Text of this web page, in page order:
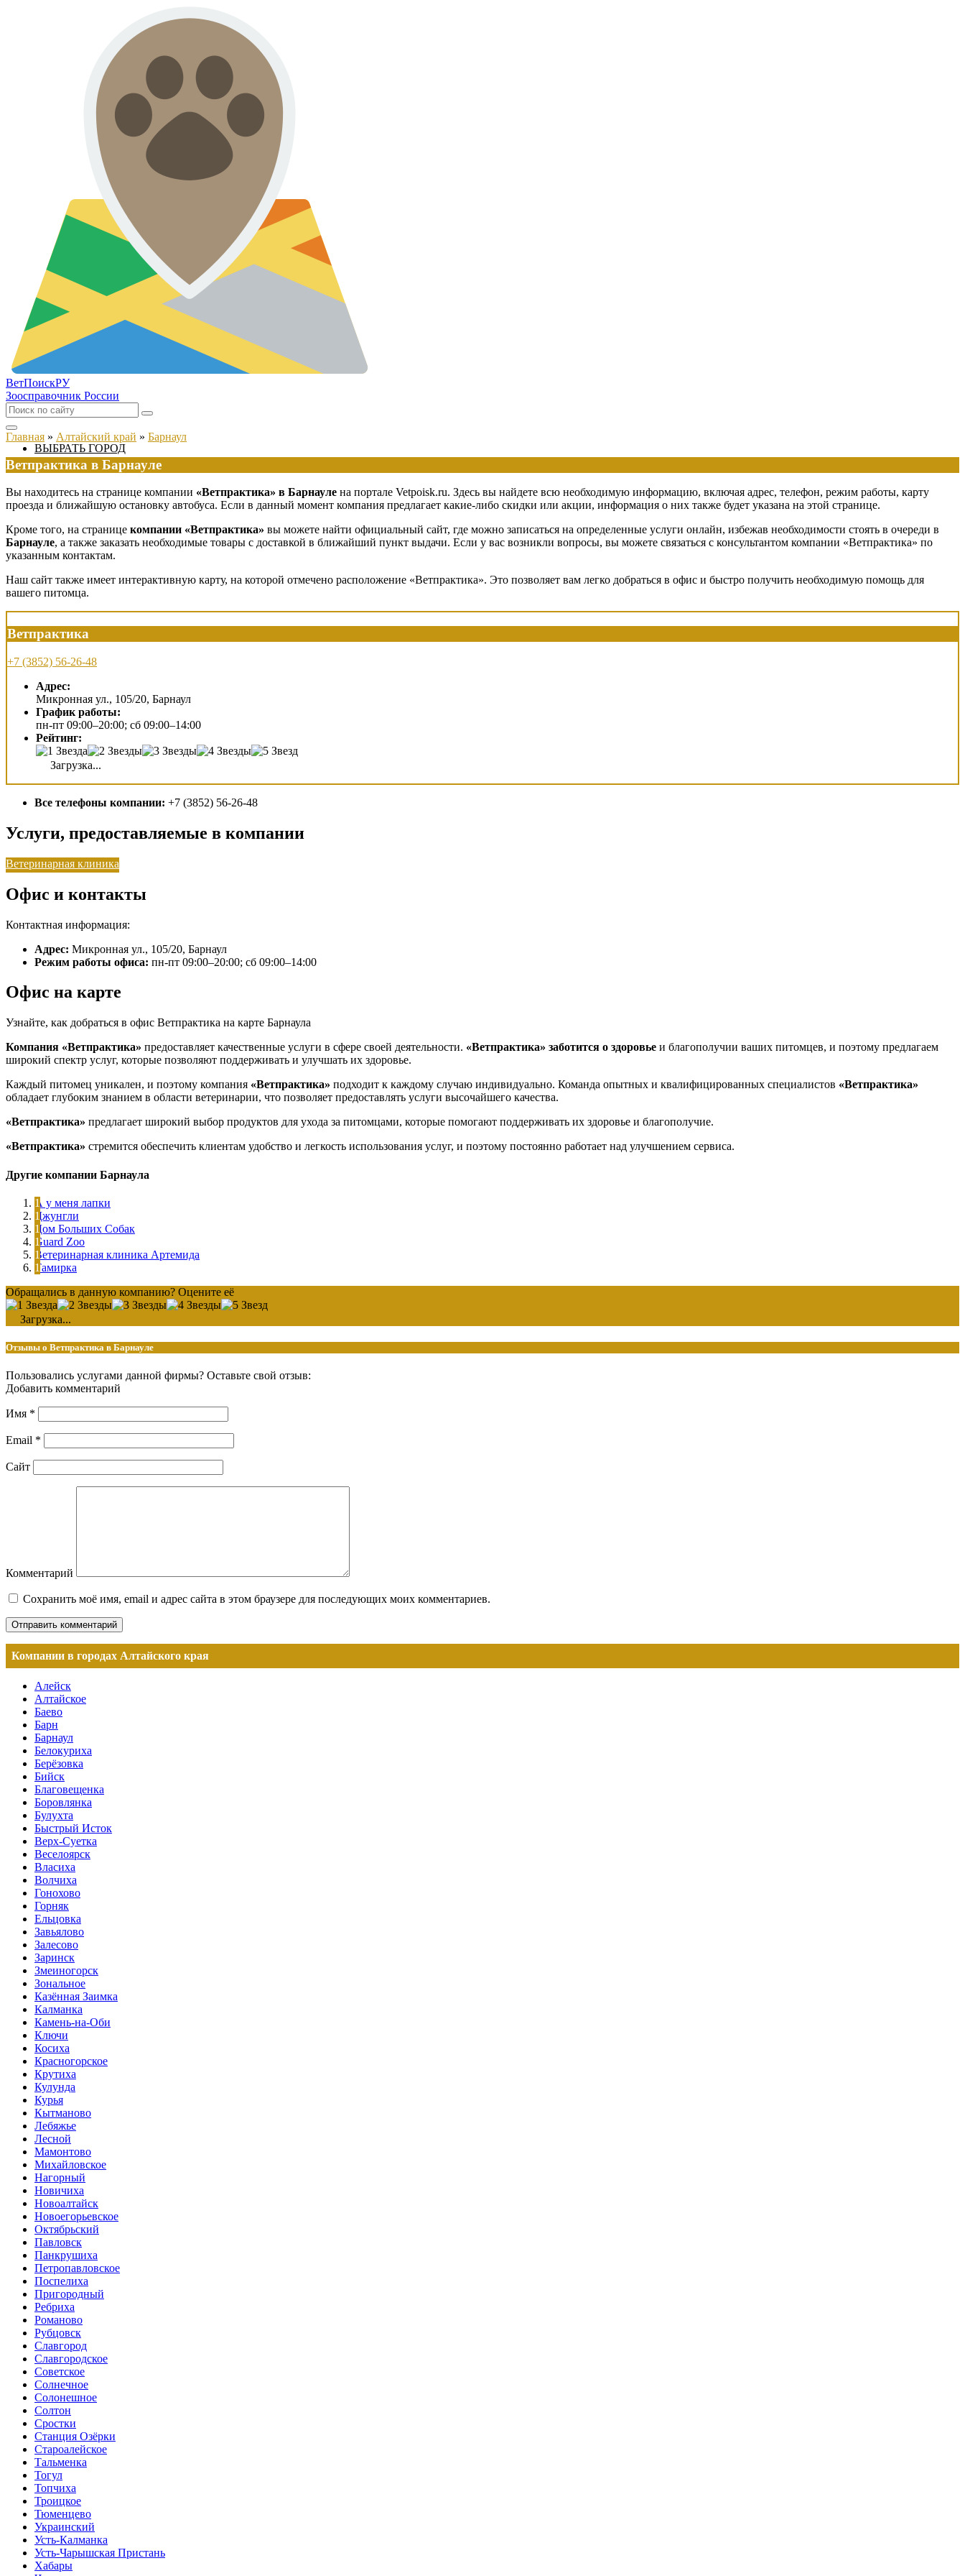
ВетПоискРУ
Зоосправочник России
ВЫБРАТЬ ГОРОД
Главная » Алтайский край » Барнаул
Ветпрактика в Барнауле
Вы находитесь на странице компании «Ветпрактика» в Барнауле на портале Vetpoisk.ru. Здесь вы найдете всю необходимую информацию, включая адрес, телефон, режим работы, карту
проезда и ближайшую остановку автобуса. Если в данный момент компания предлагает какие-либо скидки или акции, информация о них также будет указана на этой странице.
Кроме того, на странице компании «Ветпрактика» вы можете найти официальный сайт, где можно записаться на определенные услуги онлайн, избежав необходимости стоять в очереди в
Барнауле, а также заказать необходимые товары с доставкой в ближайший пункт выдачи. Если у вас возникли вопросы, вы можете связаться с консультантом компании «Ветпрактика» по
указанным контактам.
Наш сайт также имеет интерактивную карту, на которой отмечено расположение «Ветпрактика». Это позволяет вам легко добраться в офис и быстро получить необходимую помощь для
вашего питомца.
Ветпрактика
+7 (3852) 56-26-48
Адрес:
Микронная ул., 105/20, Барнаул
График работы:
пн-пт 09:00–20:00; сб 09:00–14:00
Рейтинг:
Загрузка...
Все телефоны компании: +7 (3852) 56-26-48
Услуги, предоставляемые в компании
Ветеринарная клиника
Офис и контакты
Контактная информация:
Адрес: Микронная ул., 105/20, Барнаул
Режим работы офиса: пн-пт 09:00–20:00; сб 09:00–14:00
Офис на карте
Узнайте, как добраться в офис Ветпрактика на карте Барнаула
Компания «Ветпрактика» предоставляет качественные услуги в сфере своей деятельности. «Ветпрактика» заботится о здоровье и благополучии ваших питомцев, и поэтому предлагаем
широкий спектр услуг, которые позволяют поддерживать и улучшать их здоровье.
Каждый питомец уникален, и поэтому компания «Ветпрактика» подходит к каждому случаю индивидуально. Команда опытных и квалифицированных специалистов «Ветпрактика»
обладает глубоким знанием в области ветеринарии, что позволяет предоставлять услуги высочайшего качества.
«Ветпрактика» предлагает широкий выбор продуктов для ухода за питомцами, которые помогают поддерживать их здоровье и благополучие.
«Ветпрактика» стремится обеспечить клиентам удобство и легкость использования услуг, и поэтому постоянно работает над улучшением сервиса.
Другие компании Барнаула
А у меня лапки
Джунгли
Дом Больших Собак
Guard Zoo
Ветеринарная клиника Артемида
Тамирка
Обращались в данную компанию? Оцените её
Загрузка...
Отзывы о Ветпрактика в Барнауле
Пользовались услугами данной фирмы? Оставьте свой отзыв:
Добавить комментарий
Имя *
Email *
Сайт
Комментарий
Сохранить моё имя, email и адрес сайта в этом браузере для последующих моих комментариев.
Компании в городах Алтайского края
Алейск
Алтайское
Баево
Барн
Барнаул
Белокуриха
Берёзовка
Бийск
Благовещенка
Боровлянка
Булухта
Быстрый Исток
Верх-Суетка
Веселоярск
Власиха
Волчиха
Гонохово
Горняк
Ельцовка
Завьялово
Залесово
Заринск
Змеиногорск
Зональное
Казённая Заимка
Калманка
Камень-на-Оби
Ключи
Косиха
Красногорское
Крутиха
Кулунда
Курья
Кытманово
Лебяжье
Лесной
Мамонтово
Михайловское
Нагорный
Новичиха
Новоалтайск
Новоегорьевское
Октябрьский
Павловск
Панкрушиха
Петропавловское
Поспелиха
Пригородный
Ребриха
Романово
Рубцовск
Славгород
Славгородское
Советское
Солнечное
Солонешное
Солтон
Сростки
Станция Озёрки
Староалейское
Тальменка
Тогул
Топчиха
Троицкое
Тюменцево
Украинский
Усть-Калманка
Усть-Чарышская Пристань
Хабары